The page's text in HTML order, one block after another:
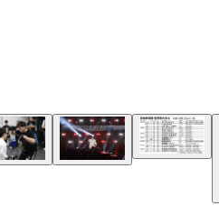
右）。世界戦6試合目からはチー